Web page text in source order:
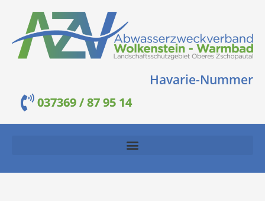
springen
Havarie-Nummer
037369 / 87 95 14